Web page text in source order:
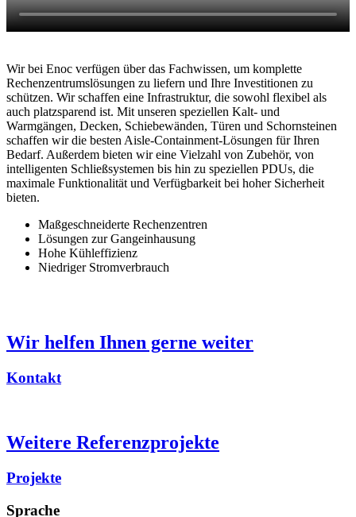
Wir bei Enoc verfügen über das Fachwissen, um komplette
Rechenzentrumslösungen zu liefern und Ihre Investitionen zu
schützen. Wir schaffen eine Infrastruktur, die sowohl flexibel als
auch platzsparend ist. Mit unseren speziellen Kalt- und
Warmgängen, Decken, Schiebewänden, Türen und Schornsteinen
schaffen wir die besten Aisle-Containment-Lösungen für Ihren
Bedarf. Außerdem bieten wir eine Vielzahl von Zubehör, von
intelligenten Schließsystemen bis hin zu speziellen PDUs, die
maximale Funktionalität und Verfügbarkeit bei hoher Sicherheit
bieten.
Maßgeschneiderte Rechenzentren
Lösungen zur Gangeinhausung
Hohe Kühleffizienz
Niedriger Stromverbrauch
Wir helfen Ihnen gerne weiter
Kontakt
Weitere Referenzprojekte
Projekte
Sprache